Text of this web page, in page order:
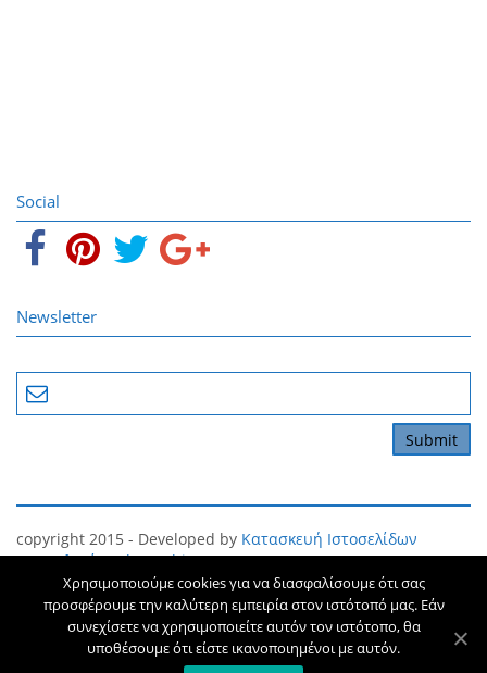
Social
Newsletter
copyright 2015 - Developed by Κατασκευή Ιστοσελίδων
Θεσσαλονίκη The Webians
Όροι και Προϋποθέσεις
Προσωπικό Απόρρητο
Χρησιμοποιούμε cookies για να διασφαλίσουμε ότι σας
προσφέρουμε την καλύτερη εμπειρία στον ιστότοπό μας. Εάν
συνεχίσετε να χρησιμοποιείτε αυτόν τον ιστότοπο, θα
υποθέσουμε ότι είστε ικανοποιημένοι με αυτόν.